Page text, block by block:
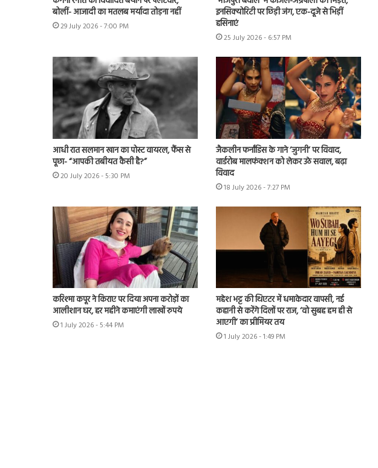
बोलीं- आजादी का मतलब मर्यादा तोड़ना नहीं
29 July 2026 - 7:00 PM
इनसिक्योरिटी पर छिड़ी जंग, एक-दूजे से भिड़ीं
हसिनाएं
25 July 2026 - 6:57 PM
आधी रात सलमान खान का पोस्ट वायरल, फैंस से
पूछा- “आपकी तबीयत कैसी है?”
20 July 2026 - 5:30 PM
जैकलीन फर्नांडिस के गाने ‘जुगनी’ पर विवाद,
वार्डरोब मालफंक्शन को लेकर उठे सवाल, बढ़ा
विवाद
18 July 2026 - 7:27 PM
करिश्मा कपूर ने किराए पर दिया अपना करोड़ों का
आलीशान घर, हर महीने कमाएंगी लाखों रुपये
1 July 2026 - 5:44 PM
महेश भट्ट की थिएटर में धमाकेदार वापसी, नई
कहानी से करेंगे दिलों पर राज, ‘वो सुबह हम ही से
आएगी’ का प्रीमियर तय
1 July 2026 - 1:49 PM